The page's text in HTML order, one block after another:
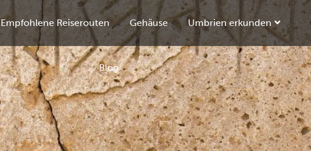
Empfohlene Reiserouten Gehäuse Umbrien erkunden
Blog